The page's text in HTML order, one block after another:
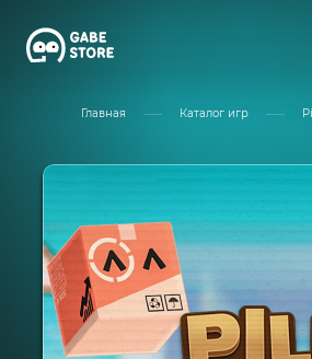
Главная Каталог игр